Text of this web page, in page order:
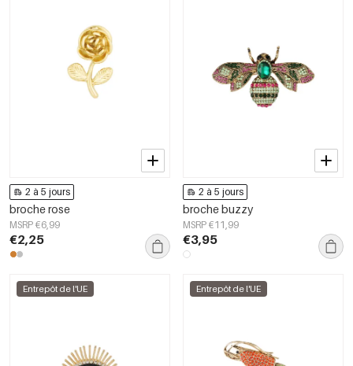
2 à 5 jours
broche rose
MSRP €6,99
€2,25
2 à 5 jours
broche buzzy
MSRP €11,99
€3,95
Entrepôt de l'UE Entrepôt de l'UE